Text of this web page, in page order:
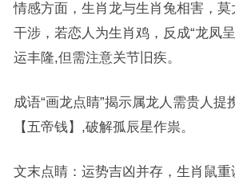
情感方面，生肖龙与生肖兔相害，
干涉，若恋人为生肖鸡，反成“龙凤
运丰隆,但需注意关节旧疾。
成语“画龙点睛”揭示属龙人需贵人提
【五帝钱】,破解孤辰星作祟。
文末点睛：运势吉凶并存，生肖鼠